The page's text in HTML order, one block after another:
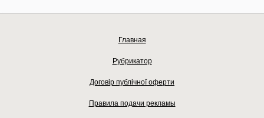
Главная
Рубрикатор
Договір публічної оферти
Правила подачи рекламы